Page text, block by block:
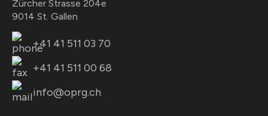
Zürcher Strasse 204e
9014 St. Gallen
+41 41 511 03 70
+41 41 511 00 68
info@oprg.ch